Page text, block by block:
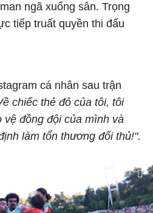
ngã xuống sân. Trọng
tiếp truất quyền thi đấu
cá nhân sau trận
chiếc thẻ đỏ của tôi, tôi
vệ đồng đội của mình và
làm tổn thương đối thủ!".